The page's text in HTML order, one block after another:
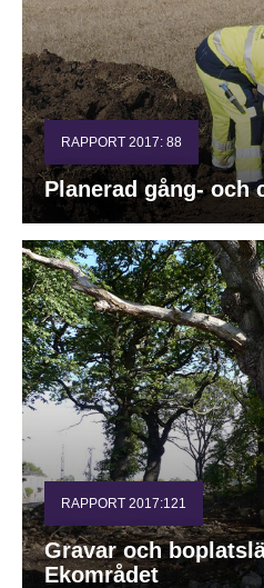
RAPPORT 2017: 88
Planerad gång- och
RAPPORT 2017:121
Gravar och
Ekområdet